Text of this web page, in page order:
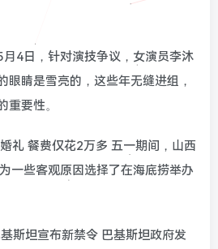
月4日，针对演技争议，女演员李沐
眼睛是雪亮的，这些年无缝进组，
重要性。
礼 餐费仅花2万多 五一期间，山西
一些客观原因选择了在海底捞举办
斯坦宣布新禁令 巴基斯坦政府发